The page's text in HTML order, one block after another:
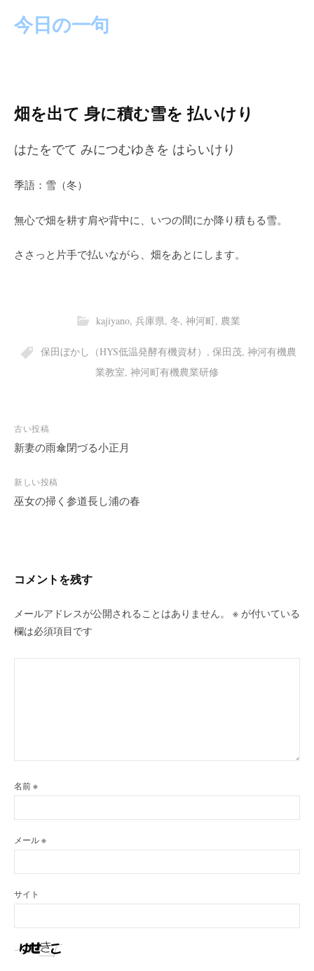
今日の一句
畑を出て 身に積む雪を 払いけり
はたをでて みにつむゆきを はらいけり
季語：雪（冬）
無心で畑を耕す肩や背中に、いつの間にか降り積もる雪。
ささっと片手で払いながら、畑をあとにします。
kajiyano, 兵庫県, 冬, 神河町, 農業
保田ぼかし（HYS低温発酵有機資材） , 保田茂, 神河有機農
業教室, 神河町有機農業研修
投
稿
ビ
ゲ
ン
古い投稿
新妻の雨傘閉づる小正月
新しい投稿
巫女の掃く参道長し浦の春
コメントを残す
メールアドレスが公開されることはありません。 ※ が付いている
欄は必須項目です
名前※
メール※
サイト